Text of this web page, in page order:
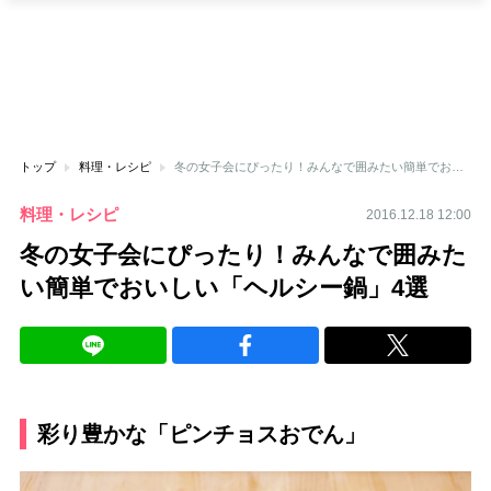
トップ 料理・レシピ
料理・レシピ 2016.12.18 12:00
冬の女子会にぴったり！みんなで囲みた
い簡単でおいしい「ヘルシー鍋」4選
彩り豊かな「ピンチョスおでん」